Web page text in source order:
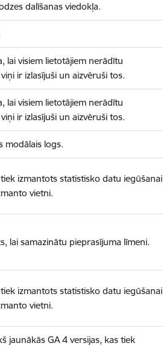
dalīšanas viedokļa.
lai visiem lietotājiem nerādītu
ir izlasījuši un aizvēruši tos.
lai visiem lietotājiem nerādītu
ir izlasījuši un aizvēruši tos.
modālais logs.
izmantots statistisko datu iegūšanai
vietni.
lai samazinātu pieprasījuma līmeni.
izmantots statistisko datu iegūšanai
vietni.
jaunākās GA 4 versijas, kas tiek